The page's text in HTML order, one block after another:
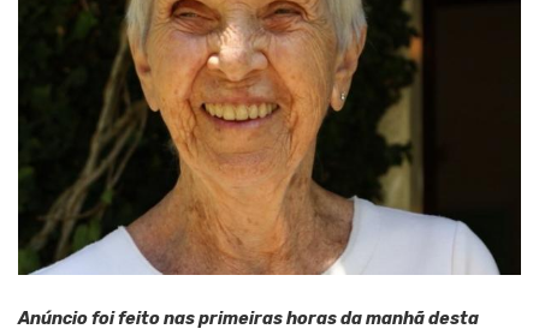
Anúncio foi feito nas primeiras horas da manhã desta